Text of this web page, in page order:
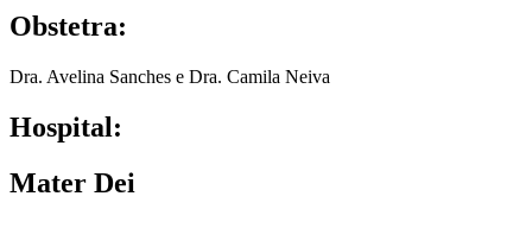
Obstetra:
Dra. Avelina Sanches e Dra. Camila Neiva
Hospital:
Mater Dei